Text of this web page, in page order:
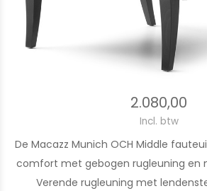
2.080,00
Incl. btw
De Macazz Munich OCH Middle
comfort met gebogen rugleuning en
Verende rugleuning met